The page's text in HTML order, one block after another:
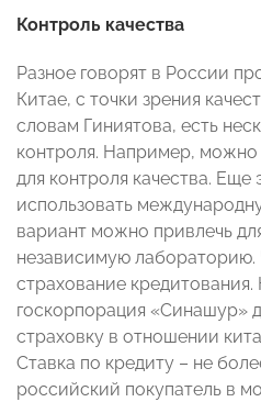
Контроль качества
Разное говорят в России
Китае, с точки зрения
словам Гиниятова, есть
контроля. Например, можно
для контроля качества. Еще
использовать
вариант можно привлечь
независимую лабораторию.
страхование кредитования.
госкорпорация «Синашур»
страховку в отношении
Ставка по кредиту – не
российский покупатель в